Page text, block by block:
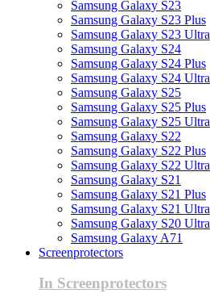
Samsung Galaxy S23
Samsung Galaxy S23 Plus
Samsung Galaxy S23 Ultra
Samsung Galaxy S24
Samsung Galaxy S24 Plus
Samsung Galaxy S24 Ultra
Samsung Galaxy S25
Samsung Galaxy S25 Plus
Samsung Galaxy S25 Ultra
Samsung Galaxy S22
Samsung Galaxy S22 Plus
Samsung Galaxy S22 Ultra
Samsung Galaxy S21
Samsung Galaxy S21 Plus
Samsung Galaxy S21 Ultra
Samsung Galaxy S20 Ultra
Samsung Galaxy A71
Screenprotectors
In Screenprotectors